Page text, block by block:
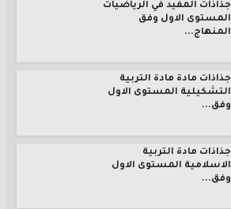
جذاذات المفيد في الرياضيات
المستوى الاول وفق
المنهاج...
جذاذات مادة مادة التربية
التشكيلية المستوى الاول
وفق...
جذاذات مادة التربية
الاسلامية المستوى الاول
وفق...